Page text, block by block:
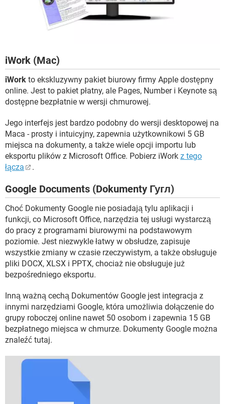
iWork (Mac)
iWork to ekskluzywny pakiet biurowy firmy Apple dostępny
online. Jest to pakiet płatny, ale Pages, Number i Keynote są
dostępne bezpłatnie w wersji chmurowej.
Jego interfejs jest bardzo podobny do wersji desktopowej na
Maca - prosty i intuicyjny, zapewnia użytkownikowi 5 GB
miejsca na dokumenty, a także wiele opcji importu lub
eksportu plików z Microsoft Office. Pobierz iWork z tego
łącza
.
Google Documents (Dokumenty Гугл)
Choć Dokumenty Google nie posiadają tylu aplikacji i
funkcji, co Microsoft Office, narzędzia tej usługi wystarczą
do pracy z programami biurowymi na podstawowym
poziomie. Jest niezwykle łatwy w obsłudze, zapisuje
wszystkie zmiany w czasie rzeczywistym, a także obsługuje
pliki DOCX, XLSX i PPTX, chociaż nie obsługuje już
bezpośredniego eksportu.
Inną ważną cechą Dokumentów Google jest integracja z
innymi narzędziami Google, która umożliwia dołączenie do
grupy roboczej online nawet 50 osobom i zapewnia 15 GB
bezpłatnego miejsca w chmurze. Dokumenty Google można
znaleźć tutaj.